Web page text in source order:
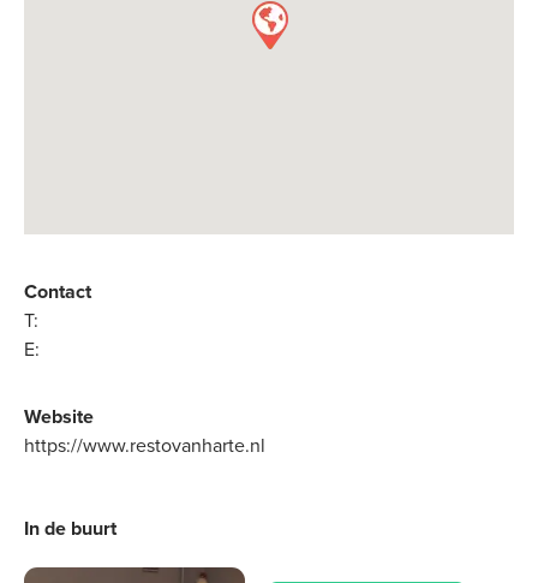
Contact
T:
E:
Website
https://www.restovanharte.nl
In de buurt